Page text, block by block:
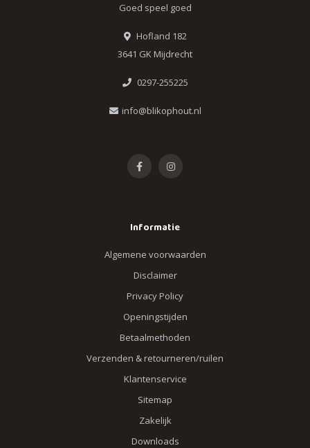
Goed speel goed
Hofland 182
3641 GK Mijdrecht
0297-255225
info@blikophout.nl
Informatie
Algemene voorwaarden
Disclaimer
Privacy Policy
Openingstijden
Betaalmethoden
Verzenden & retourneren/ruilen
Klantenservice
Sitemap
Zakelijk
Downloads